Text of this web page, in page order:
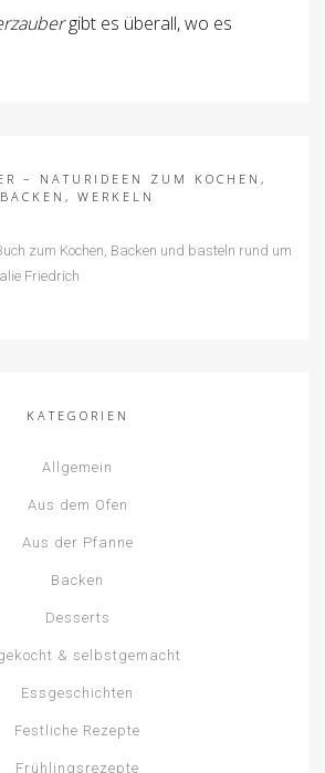
gibt es überall, wo es
– NATURIDEEN ZUM KOCHEN,
BACKEN, WERKELN
KATEGORIEN
Allgemein
Aus dem Ofen
Aus der Pfanne
Backen
Desserts
& selbstgemacht
Essgeschichten
Festliche Rezepte
Frühlingsrezepte